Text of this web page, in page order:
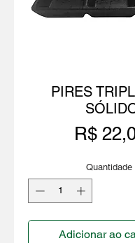
PIRES
R$
Quantidade
Adicionar ao